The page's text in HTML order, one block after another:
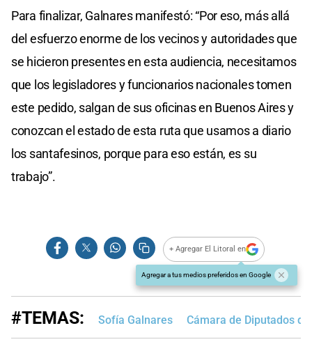
Para finalizar, Galnares manifestó: “Por eso, más allá
del esfuerzo enorme de los vecinos y autoridades que
se hicieron presentes en esta audiencia, necesitamos
que los legisladores y funcionarios nacionales tomen
este pedido, salgan de sus oficinas en Buenos Aires y
conozcan el estado de esta ruta que usamos a diario
los santafesinos, porque para eso están, es su
trabajo”.
+ Agregar El Litoral en
Agregar a tus medios preferidos en Google
#TEMAS: Sofía Galnares Cámara de Diputados